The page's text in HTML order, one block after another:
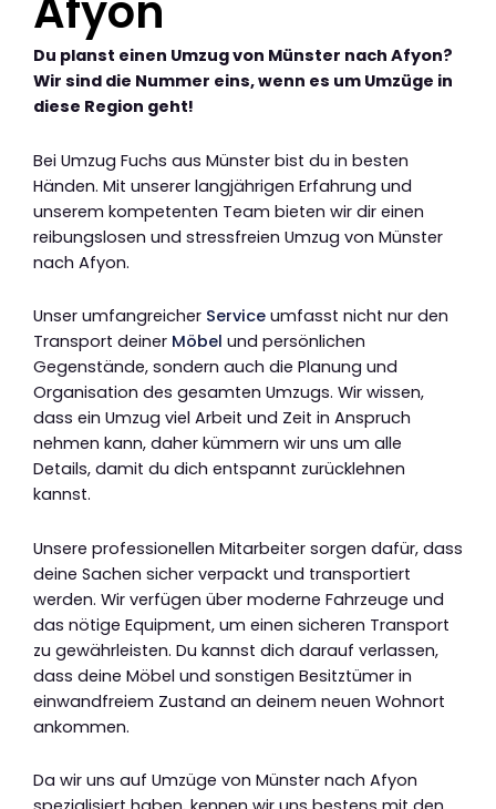
Afyon
Du planst einen Umzug von Münster nach Afyon?
Wir sind die Nummer eins, wenn es um Umzüge in
diese Region geht!
Bei Umzug Fuchs aus Münster bist du in besten
Händen. Mit unserer langjährigen Erfahrung und
unserem kompetenten Team bieten wir dir einen
reibungslosen und stressfreien Umzug von Münster
nach Afyon.
Unser umfangreicher Service umfasst nicht nur den
Transport deiner Möbel und persönlichen
Gegenstände, sondern auch die Planung und
Organisation des gesamten Umzugs. Wir wissen,
dass ein Umzug viel Arbeit und Zeit in Anspruch
nehmen kann, daher kümmern wir uns um alle
Details, damit du dich entspannt zurücklehnen
kannst.
Unsere professionellen Mitarbeiter sorgen dafür, dass
deine Sachen sicher verpackt und transportiert
werden. Wir verfügen über moderne Fahrzeuge und
das nötige Equipment, um einen sicheren Transport
zu gewährleisten. Du kannst dich darauf verlassen,
dass deine Möbel und sonstigen Besitztümer in
einwandfreiem Zustand an deinem neuen Wohnort
ankommen.
Da wir uns auf Umzüge von Münster nach Afyon